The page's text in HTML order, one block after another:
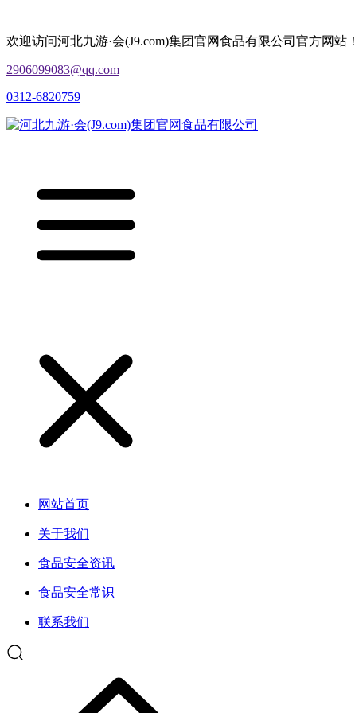
欢迎访问河北九游·会(J9.com)集团官网食品有限公司官方网站！
2906099083@qq.com
0312-6820759
网站首页
关于我们
食品安全资讯
食品安全常识
联系我们